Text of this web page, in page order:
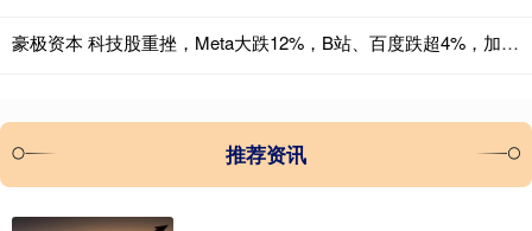
豪极资本 科技股重挫，Meta大跌12%，B站、百度跌超4%，加密货币21万人爆仓
推荐资讯